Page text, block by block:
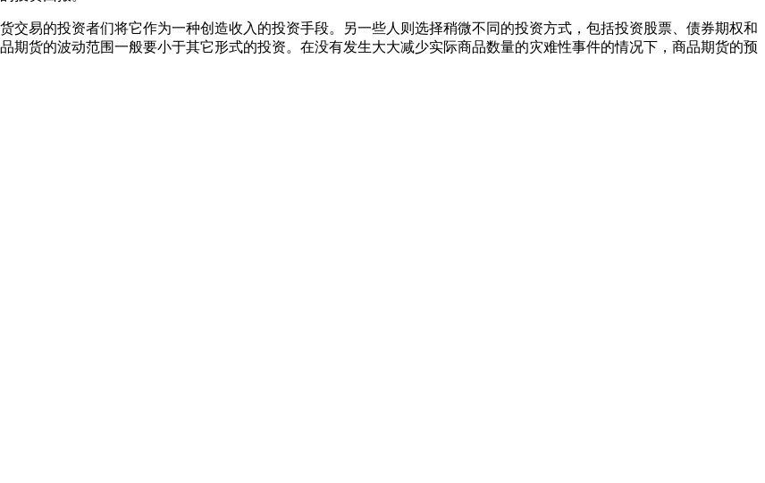
交易的投资者们将它作为一种创造收入的投资手段。另一些人则选择稍微不同的投资方式，包括投资股票、债券期权和
期货的波动范围一般要小于其它形式的投资。在没有发生大大减少实际商品数量的灾难性事件的情况下，商品期货的预